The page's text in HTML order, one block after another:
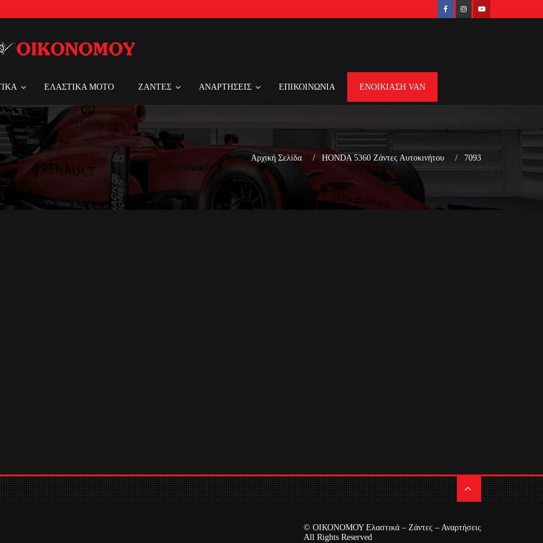
ΕΛΑΣΤΙΚΑ MOTO ΖΑΝΤΕΣ ΑΝΑΡΤΗΣΕΙΣ ΕΠΙΚΟΙΝΩΝΙΑ ΕΝΟΙΚΙΑΣΗ VAN
Αρχική Σελίδα HONDA 5360 Ζάντες Αυτοκινήτου 7093
© ΟΙΚΟΝΟΜΟΥ Ελαστικά – Ζάντες – Αναρτήσεις
All Rights Reserved